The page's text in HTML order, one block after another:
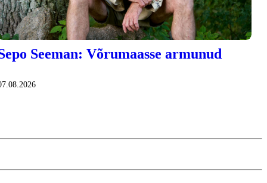
Seeman: Võrumaasse armunud